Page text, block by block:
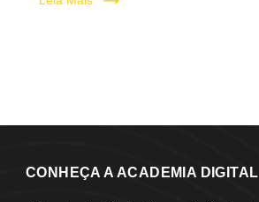
CONHEÇA A ACADEMIA DIGITAL